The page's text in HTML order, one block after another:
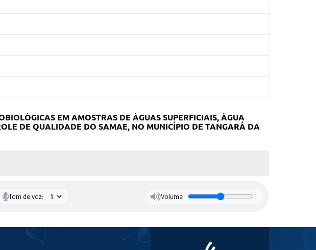
EM AMOSTRAS DE ÁGUAS SUPERFICIAIS, ÁGUA
DE QUALIDADE DO SAMAE, NO MUNICÍPIO DE TANGARÁ DA
Tom de voz: Volume